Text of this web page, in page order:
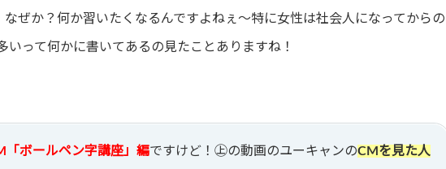
ぜか？何か習いたくなるんですよねぇ～特に女性は社会人になってからの
いって何かに書いてあるの見たことありますね！
「ボールペン字講座」編ですけど！㊤の動画のユーキャンのCMを見た人